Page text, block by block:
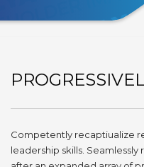
Competently recaptiualize
leadership skills.